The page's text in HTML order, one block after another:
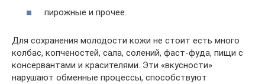
пирожные и прочее.
Для сохранения молодости кожи не стоит есть много
колбас, копченостей, сала, солений, фаст-фуда, пищи с
консервантами и красителями. Эти «вкусности»
нарушают обменные процессы, способствуют